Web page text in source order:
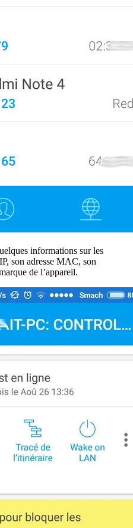
informations sur les
son adresse MAC, son
de l’appareil.